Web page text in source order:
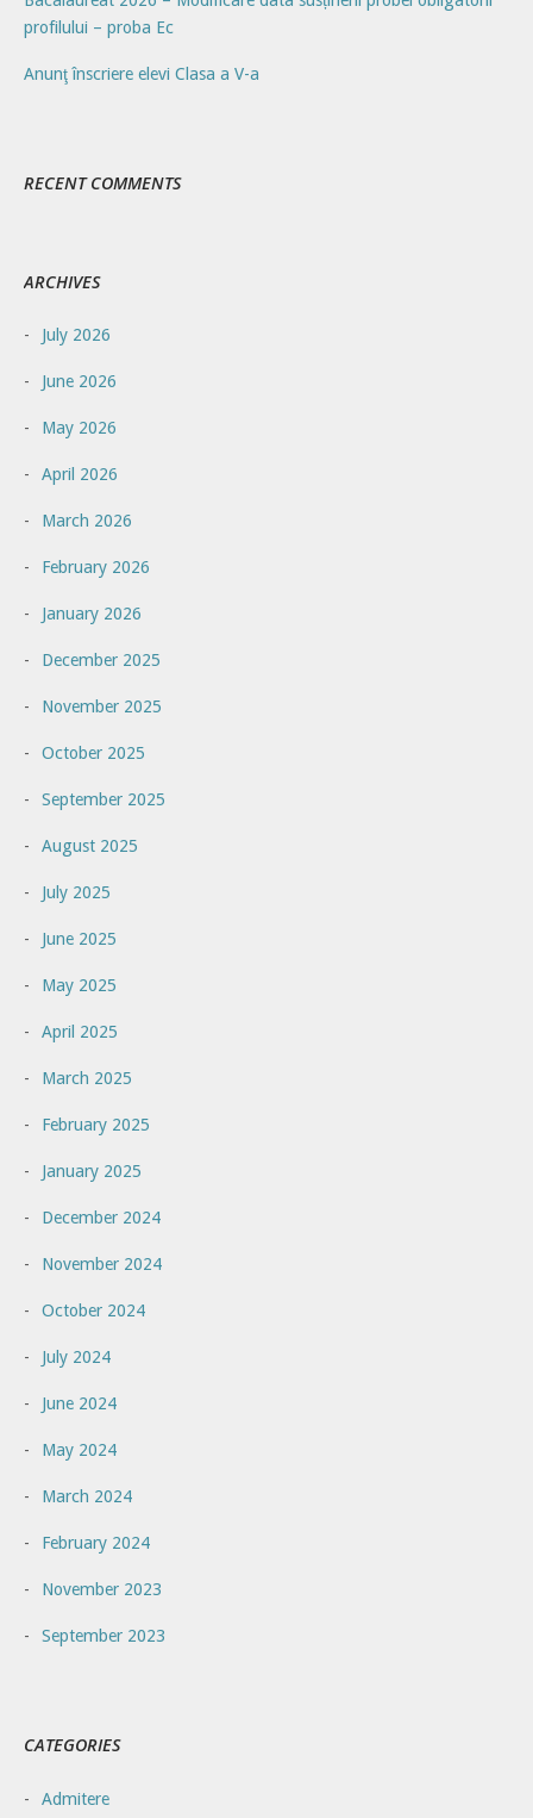
profilului – proba Ec
Anunţ înscriere elevi Clasa a V-a
RECENT COMMENTS
ARCHIVES
July 2026
June 2026
May 2026
April 2026
March 2026
February 2026
January 2026
December 2025
November 2025
October 2025
September 2025
August 2025
July 2025
June 2025
May 2025
April 2025
March 2025
February 2025
January 2025
December 2024
November 2024
October 2024
July 2024
June 2024
May 2024
March 2024
February 2024
November 2023
September 2023
CATEGORIES
Admitere